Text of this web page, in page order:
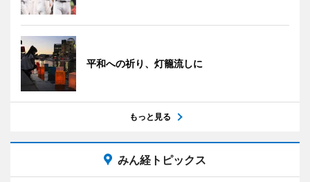
平和への祈り、灯籠流しに
もっと見る
みん経トピックス